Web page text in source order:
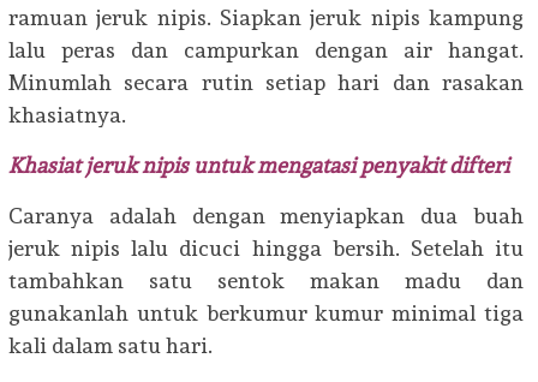
ramuan jeruk nipis. Siapkan jeruk nipis kampung
lalu peras dan campurkan dengan air hangat.
Minumlah secara rutin setiap hari dan rasakan
khasiatnya.
Khasiat jeruk nipis untuk mengatasi penyakit difteri
Caranya adalah dengan menyiapkan dua buah
jeruk nipis lalu dicuci hingga bersih. Setelah itu
tambahkan satu sentok makan madu dan
gunakanlah untuk berkumur kumur minimal tiga
kali dalam satu hari.